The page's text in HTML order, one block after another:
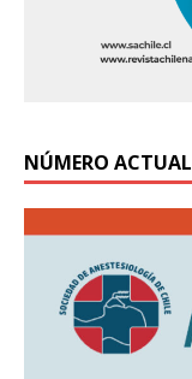
NÚMERO ACTUAL